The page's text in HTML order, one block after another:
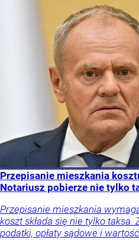
Przepisanie mieszkania
Notariusz pobierze nie tylko
Przepisanie mieszkania
koszt składa się nie tylko
podatki, opłaty sądowe i